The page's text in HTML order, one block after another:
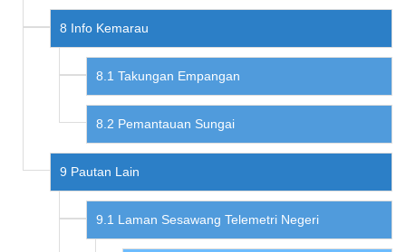
Info Kemarau
Takungan Empangan
Pemantauan Sungai
Pautan Lain
Laman Sesawang Telemetri Negeri